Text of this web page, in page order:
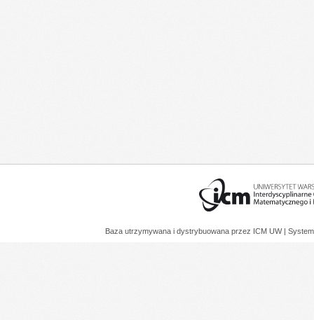
Baza utrzymywana i dystrybuowana przez ICM UW |